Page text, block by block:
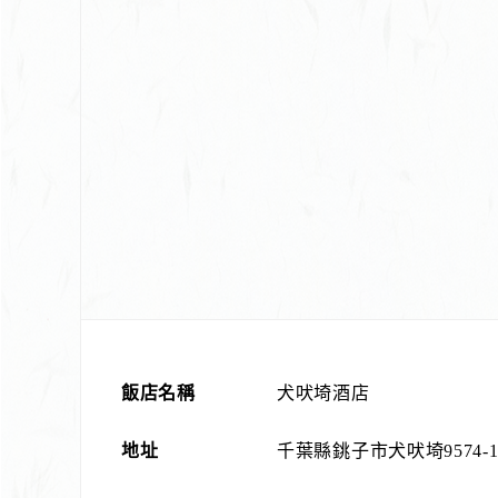
飯店名稱 犬吠埼酒店
地址 千葉縣銚子市犬吠埼9574-1